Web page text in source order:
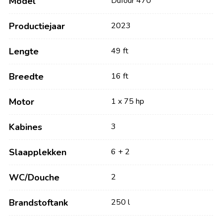
Productiejaar 2023
Lengte 49 ft
Breedte 16 ft
Motor 1 x 75 hp
Kabines 3
Slaapplekken 6 + 2
WC/Douche 2
Brandstoftank 250 l